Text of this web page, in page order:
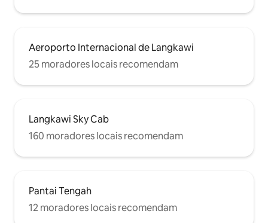
Aeroporto Internacional de Langkawi
25 moradores locais recomendam
Langkawi Sky Cab
160 moradores locais recomendam
Pantai Tengah
12 moradores locais recomendam